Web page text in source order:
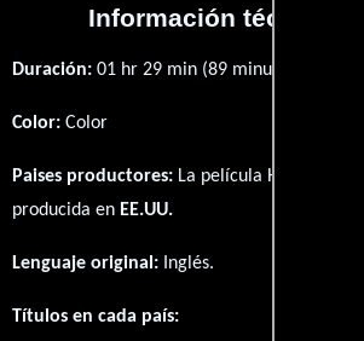
Información técnica y
Duración: 01 hr 29 min (89 minutos) .
Color: Color
Paises productores: La película Happy Here
producida en EE.UU.
Lenguaje original: Inglés.
Títulos en cada país: